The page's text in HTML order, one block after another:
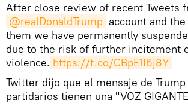
After close review of recent Tweets
@realDonaldTrump account and
them we have permanently
due to the risk of further incitement
violence. https://t.co/CBpE1I6j8Y
Twitter dijo que el mensaje de
partidarios tienen una "VOZ